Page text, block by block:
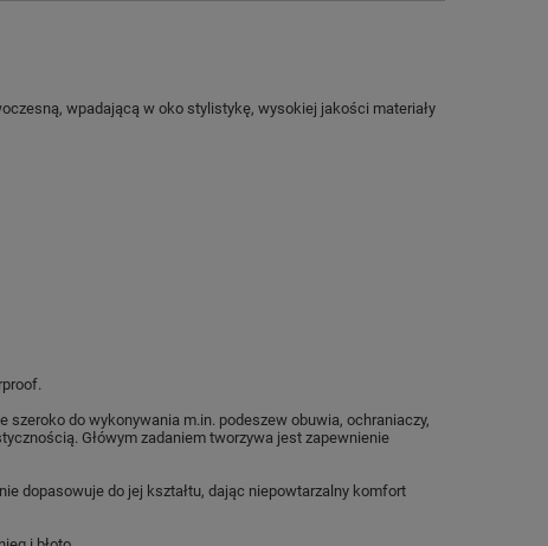
wpadającą w oko stylistykę, wysokiej jakości materiały
do wykonywania m.in. podeszew obuwia, ochraniaczy,
Główym zadaniem tworzywa jest zapewnienie
dopasowuje do jej kształtu, dając niepowtarzalny komfort